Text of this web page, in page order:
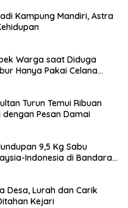
Kampung Mandiri, Astra
Warga saat Diduga
Hanya Pakai Celana
Turun Temui Ribuan
Pesan Damai
9,5 Kg Sabu
Indonesia di Bandara
Desa, Lurah dan Carik
Kejari